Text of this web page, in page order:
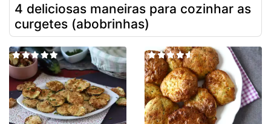
4 deliciosas maneiras para cozinhar as
curgetes (abobrinhas)